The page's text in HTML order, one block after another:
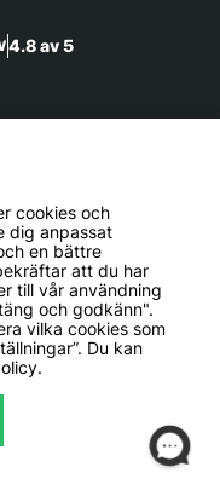
4.8 av 5
cookies och
dig anpassat
en bättre
att du har
till vår användning
och godkänn".
vilka cookies som
Du kan